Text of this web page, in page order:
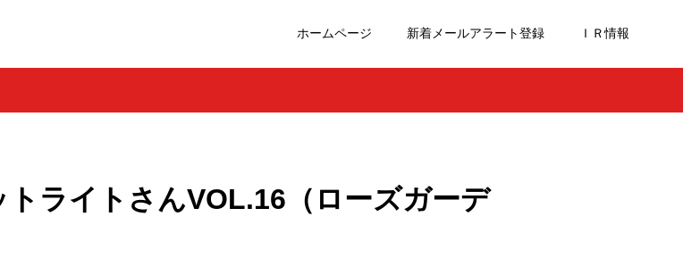
ホームページ 新着メールアラート登録 ＩＲ情報
ライトさんVOL.16（ローズガーデ